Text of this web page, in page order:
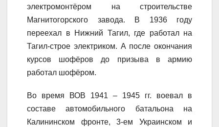
электромонтёром на строительстве
Магнитогорского завода. В 1936 году
переехал в Нижний Тагил, где работал на
Тагил-строе электриком. А после окончания
курсов шофёров до призыва в армию
работал шофёром.
Во время ВОВ 1941 – 1945 гг. воевал в
составе автомобильного батальона на
Калининском фронте, 3-ем Украинском и